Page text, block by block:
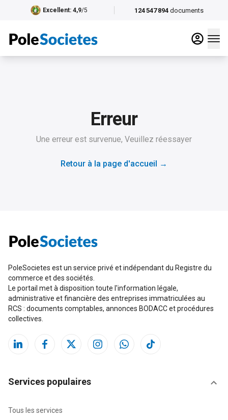
124 547 894 documents
Excellent: 4,9/5
Erreur
Une erreur est survenue, Veuillez réessayer
Retour à la page d'accueil →
PoleSocietes est un service privé et indépendant du Registre du
commerce et des sociétés.
Le portail met à disposition toute l'information légale,
administrative et financière des entreprises immatriculées au
RCS : documents comptables, annonces BODACC et procédures
collectives.
Services populaires
Tous les services